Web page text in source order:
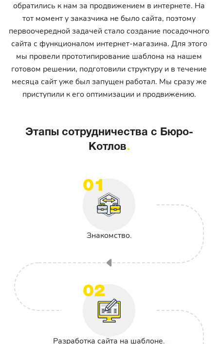
обратились к нам за продвижением в интернете. На
тот момент у заказчика не было сайта, поэтому
первоочередной задачей стало создание посадочного
сайта с функционалом интернет-магазина. Для этого
мы провели прототипирование шаблона на нашем
готовом решении, подготовили структуру и в течение
месяца сайт уже был запущен работал. Мы сразу же
приступили к его оптимизации и продвижению.
Этапы сотрудничества с Бюро-
Котлов
Знакомство
01
Разработка сайта на шаблоне
02